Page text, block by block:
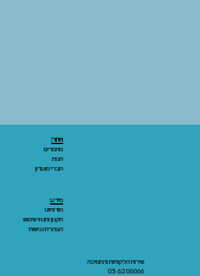
שירות הלקוחות והתמיכה
03-6206066
אתר:
מאמרים
חנות
חברי מועדון
מידע:
אודותינו
תקנון ותנאי שימוש
הצהרת נגישות